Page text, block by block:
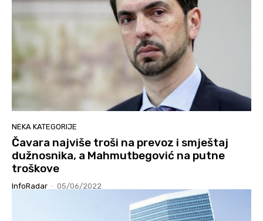
NEKA KATEGORIJE
Čavara najviše troši na prevoz i smještaj
dužnosnika, a Mahmutbegović na putne
troškove
InfoRadar - 05/06/2022